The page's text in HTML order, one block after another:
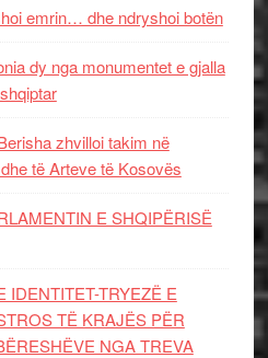
emrin… dhe ndryshoi botën
dy nga monumentet e gjalla
zhvilloi takim në
të Arteve të Kosovës
E SHQIPËRISË
IDENTITET-TRYEZË E
TË KRAJËS PËR
NGA TREVA